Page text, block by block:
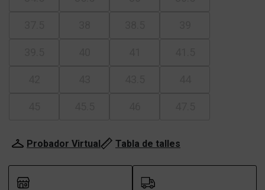
Probador Virtual Tabla de talles